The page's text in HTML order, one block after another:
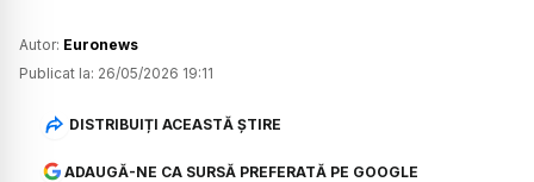
Autor: Euronews
Publicat la: 26/05/2026 19:11
DISTRIBUIȚI ACEASTĂ ȘTIRE
ADAUGĂ-NE CA SURSĂ PREFERATĂ PE GOOGLE